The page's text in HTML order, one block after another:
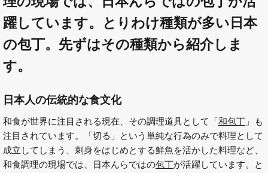
躍しています。とりわけ種類が多い日本
の包丁。先ずはその種類から紹介しま
す。
日本人の伝統的な食文化
和食が世界に注目される現在、その調理道具として「 和包丁
」も
注目されています。「切る」という単純な行為のみで料理として
成立してしまう、刺身をはじめとする鮮魚を活かした料理など、
和食調理の現場では、日本んらではの包丁 が活躍しています。と